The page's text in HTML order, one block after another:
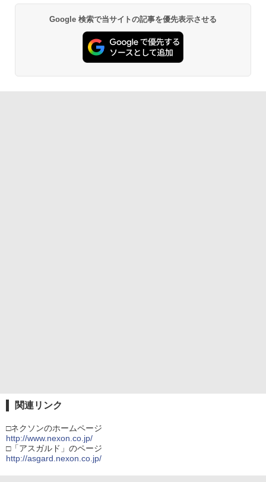
Google 検索で当サイトの記事を優先表示させる
関連リンク
□ネクソンのホームページ
http://www.nexon.co.jp/
□「アスガルド」のページ
http://asgard.nexon.co.jp/